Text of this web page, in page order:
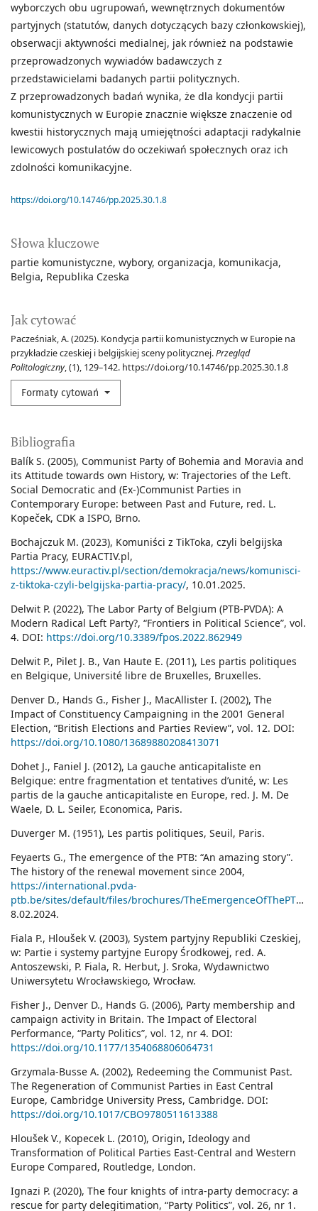
Słowa kluczowe
partie komunistyczne wybory organizacja komunikacja
Belgia Republika Czeska
Jak cytować
Pacześniak, A. (2025). Kondycja partii komunistycznych w Europie na
przykładzie czeskiej i belgijskiej sceny politycznej.Przegląd
Politologiczny, (1), 129–142. https://doi.org/10.14746/pp.2025.30.1.8
Formaty cytowań
wyborczych obu ugrupowań, wewnętrznych dokumentów
partyjnych (statutów, danych dotyczących bazy członkowskiej),
obserwacji aktywności medialnej, jak również na podstawie
przeprowadzonych wywiadów badawczych z
przedstawicielami badanych partii politycznych.
Z przeprowadzonych badań wynika, że dla kondycji partii
komunistycznych w Europie znacznie większe znaczenie od
kwestii historycznych mają umiejętności adaptacji radykalnie
lewicowych postulatów do oczekiwań społecznych oraz ich
zdolności komunikacyjne.
https://doi.org/10.14746/pp.2025.30.1.8
Bibliografia
Balík S. (2005), Communist Party of Bohemia and Moravia and
its Attitude towards own History, w: Trajectories of the Left.
Social Democratic and (Ex-)Communist Parties in
Contemporary Europe: between Past and Future, red. L.
Kopeček, CDK a ISPO, Brno.
Bochajczuk M. (2023), Komuniści z TikToka, czyli belgijska
Partia Pracy, EURACTIV.pl,
https://www.euractiv.pl/section/demokracja/news/komunisci-
z-tiktoka-czyli-belgijska-partia-pracy/, 10.01.2025.
Delwit P. (2022), The Labor Party of Belgium (PTB-PVDA): A
Modern Radical Left Party?, “Frontiers in Political Science”, vol.
4. DOI: https://doi.org/10.3389/fpos.2022.862949
Delwit P., Pilet J. B., Van Haute E. (2011), Les partis politiques
en Belgique, Université libre de Bruxelles, Bruxelles.
Denver D., Hands G., Fisher J., MacAllister I. (2002), The
Impact of Constituency Campaigning in the 2001 General
Election, “British Elections and Parties Review”, vol. 12. DOI:
https://doi.org/10.1080/13689880208413071
Dohet J., Faniel J. (2012), La gauche anticapitaliste en
Belgique: entre fragmentation et tentatives d’unité, w: Les
partis de la gauche anticapitaliste en Europe, red. J. M. De
Waele, D. L. Seiler, Economica, Paris.
Duverger M. (1951), Les partis politiques, Seuil, Paris.
Feyaerts G., The emergence of the PTB: “An amazing story”.
The history of the renewal movement since 2004,
https://international.pvda-
ptb.be/sites/default/files/brochures/TheEmergenceOfThePTB_EN.pdf
8.02.2024.
Fiala P., Hloušek V. (2003), System partyjny Republiki Czeskiej,
w: Partie i systemy partyjne Europy Środkowej, red. A.
Antoszewski, P. Fiala, R. Herbut, J. Sroka, Wydawnictwo
Uniwersytetu Wrocławskiego, Wrocław.
Fisher J., Denver D., Hands G. (2006), Party membership and
campaign activity in Britain. The Impact of Electoral
Performance, “Party Politics”, vol. 12, nr 4. DOI:
https://doi.org/10.1177/1354068806064731
Grzymala-Busse A. (2002), Redeeming the Communist Past.
The Regeneration of Communist Parties in East Central
Europe, Cambridge University Press, Cambridge. DOI:
https://doi.org/10.1017/CBO9780511613388
Hloušek V., Kopecek L. (2010), Origin, Ideology and
Transformation of Political Parties East-Central and Western
Europe Compared, Routledge, London.
Ignazi P. (2020), The four knights of intra-party democracy: a
rescue for party delegitimation, “Party Politics”, vol. 26, nr 1.